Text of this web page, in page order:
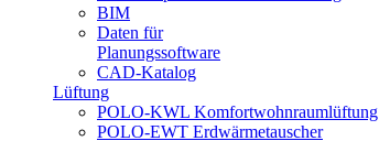
BIM
Daten für
Planungssoftware
CAD-Katalog
Lüftung
POLO-KWL Komfortwohnraumlüftung
POLO-EWT Erdwärmetauscher